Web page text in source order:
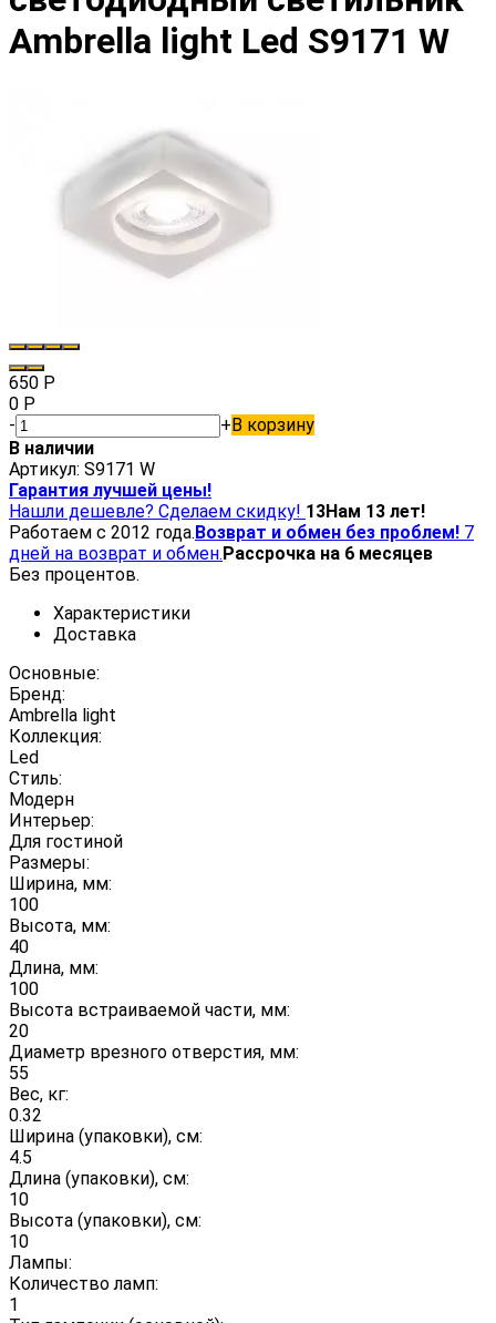
Ambrella light Led S9171 W
650 Р
0 Р
-
+В корзину
В наличии
Артикул: S9171 W
Гарантия лучшей цены!
Нашли дешевле? Сделаем скидку! 13Нам 13 лет!
Работаем с 2012 года.Возврат и обмен без проблем! 7
дней на возврат и обмен.Рассрочка на 6 месяцев
Без процентов.
Характеристики
Доставка
Основные:
Бренд:
Ambrella light
Коллекция:
Led
Стиль:
Модерн
Интерьер:
Для гостиной
Размеры:
Ширина, мм:
100
Высота, мм:
40
Длина, мм:
100
Высота встраиваемой части, мм:
20
Диаметр врезного отверстия, мм:
55
Вес, кг:
0.32
Ширина (упаковки), см:
4.5
Длина (упаковки), см:
10
Высота (упаковки), см:
10
Лампы:
Количество ламп:
1